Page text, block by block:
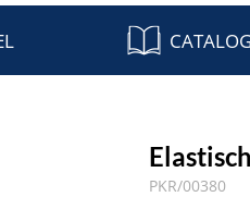
PKR/00380